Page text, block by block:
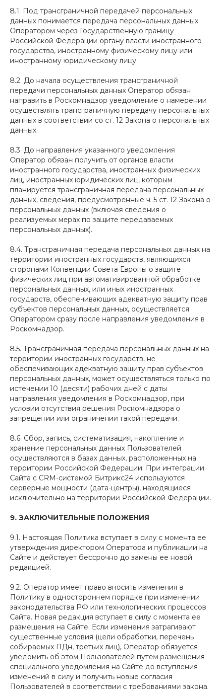
8.1. Под трансграничной передачей персональных
данных понимается передача персональных данных
Оператором через Государственную границу
Российской Федерации органу власти иностранного
государства, иностранному физическому лицу или
иностранному юридическому лицу.
8.2. До начала осуществления трансграничной
передачи персональных данных Оператор обязан
направить в Роскомнадзор уведомление о намерении
осуществлять трансграничную передачу персональных
данных в соответствии со ст. 12 Закона о персональных
данных.
8.3. До направления указанного уведомления
Оператор обязан получить от органов власти
иностранного государства, иностранных физических
лиц, иностранных юридических лиц, которым
планируется трансграничная передача персональных
данных, сведения, предусмотренные ч. 5 ст. 12 Закона о
персональных данных (включая сведения о
реализуемых мерах по защите передаваемых
персональных данных).
8.4. Трансграничная передача персональных данных на
территории иностранных государств, являющихся
сторонами Конвенции Совета Европы о защите
физических лиц при автоматизированной обработке
персональных данных, или иных иностранных
государств, обеспечивающих адекватную защиту прав
субъектов персональных данных, осуществляется
Оператором сразу после направления уведомления в
Роскомнадзор.
8.5. Трансграничная передача персональных данных на
территории иностранных государств, не
обеспечивающих адекватную защиту прав субъектов
персональных данных, может осуществляться только по
истечении 10 (десяти) рабочих дней с даты
направления уведомления в Роскомнадзор, при
условии отсутствия решения Роскомнадзора о
запрещении или ограничении такой передачи.
8.6. Сбор, запись, систематизация, накопление и
хранение персональных данных Пользователей
осуществляются в базах данных, расположенных на
территории Российской Федерации. При интеграции
Сайта с CRM-системой Битрикс24 используются
серверные мощности (дата-центры), находящиеся
исключительно на территории Российской Федерации.
9. ЗАКЛЮЧИТЕЛЬНЫЕ ПОЛОЖЕНИЯ
9.1. Настоящая Политика вступает в силу с момента ее
утверждения директором Оператора и публикации на
Сайте и действует бессрочно до замены ее новой
редакцией.
9.2. Оператор имеет право вносить изменения в
Политику в одностороннем порядке при изменении
законодательства РФ или технологических процессов
Сайта. Новая редакция вступает в силу с момента ее
размещения на Сайте. Если изменения затрагивают
существенные условия (цели обработки, перечень
собираемых ПДн, третьих лиц), Оператор обязуется
уведомить об этом Пользователей путем размещения
специального уведомления на Сайте до вступления
изменений в силу и получить новые согласия
Пользователей в соответствии с требованиями закона.